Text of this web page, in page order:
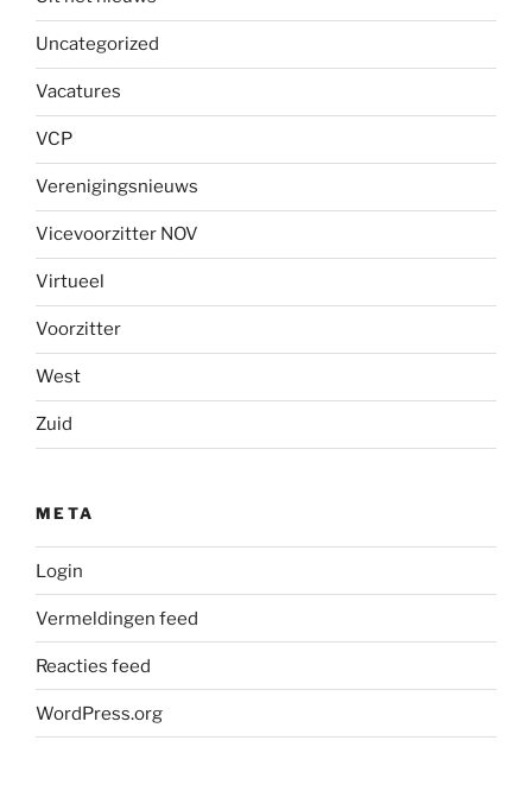
Uncategorized
Vacatures
VCP
Verenigingsnieuws
Vicevoorzitter NOV
Virtueel
Voorzitter
West
Zuid
META
Login
Vermeldingen feed
Reacties feed
WordPress.org